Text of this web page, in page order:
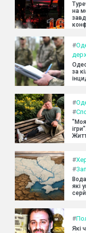
на
#
за
#
#
"Моя
#
#
які
#
Які